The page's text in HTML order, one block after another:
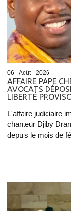
06 - Août - 2026
AFFAIRE PAPE
AVOCATS
LIBERTÉ
L'affaire judiciaire
chanteur Djiby
depuis le mois de